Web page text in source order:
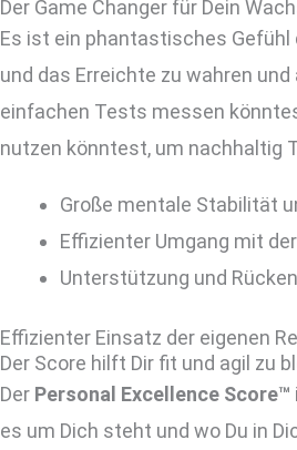
Der Game Changer für Dein
Es ist ein phantastisches Gefühl
und das Erreichte zu wahren
einfachen Tests messen
nutzen könntest, um nachhaltig
Große mentale Stabilität
Effizienter Umgang mit
Unterstützung und
Effizienter Einsatz der eigenen
Der Score hilft Dir fit und agil zu
Der Personal Excellence Score™
es um Dich steht und wo Du in